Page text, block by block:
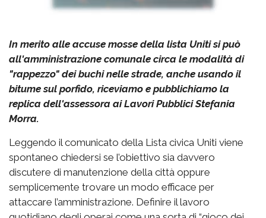
In merito alle accuse mosse della lista Uniti si può
all'amministrazione comunale circa le modalità di
"rappezzo" dei buchi nelle strade, anche usando il
bitume sul porfido, riceviamo e pubblichiamo la
replica dell'assessora ai Lavori Pubblici Stefania
Morra.
Leggendo il comunicato della Lista civica Uniti viene
spontaneo chiedersi se l’obiettivo sia davvero
discutere di manutenzione della città oppure
semplicemente trovare un modo efficace per
attaccare l’amministrazione. Definire il lavoro